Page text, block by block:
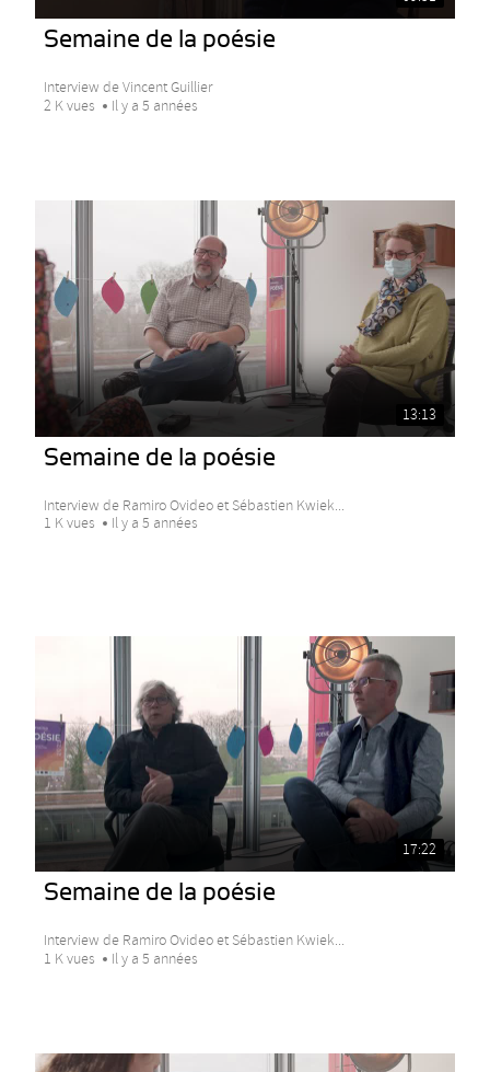
Semaine de la poésie
Interview de Vincent Guillier
2 K vues
Il y a 5 années
13:13
Semaine de la poésie
Interview de Ramiro Ovideo et Sébastien Kwiek...
1 K vues
Il y a 5 années
17:22
Semaine de la poésie
Interview de Ramiro Ovideo et Sébastien Kwiek...
1 K vues
Il y a 5 années